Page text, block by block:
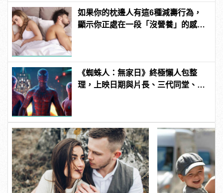
如果你的枕邊人有這6種減壽行為，
顯示你正處在一段「沒營養」的感情
《蜘蛛人：無家日》終極懶人包整
理，上映日期與片長、三代同堂、湯